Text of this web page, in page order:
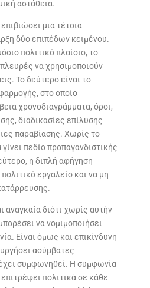
αστάθεια.
μια τέτοια
δύο επιπέδων κειμένου.
πολιτικό πλαίσιο, το
να χρησιμοποιούν
Το δεύτερο είναι το
στο οποίο
χρονοδιαγράμματα, όροι,
διαδικασίες επίλυσης
παραβίασης. Χωρίς το
πεδίο προπαγανδιστικής
η διπλή αφήγηση
εργαλείο και να μη
αναγκαία διότι χωρίς αυτήν
να νομιμοποιήσει
Είναι όμως και επικίνδυνη
ασύμβατες
συμφωνηθεί. Η συμφωνία
πολιτικά σε κάθε